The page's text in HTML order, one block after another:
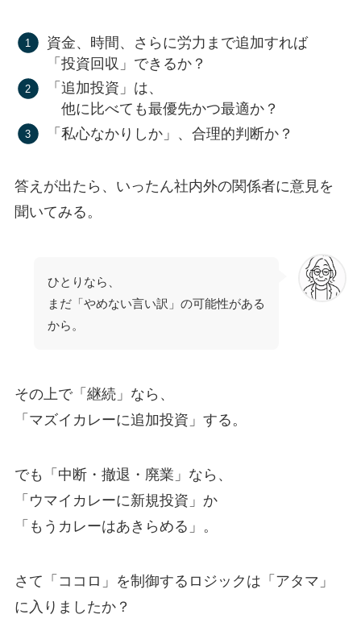
資金、時間、さらに労力まで追加すれば
「投資回収」できるか？
「追加投資」は、
他に比べても最優先かつ最適か？
「私心なかりしか」、合理的判断か？
答えが出たら、いったん社内外の関係者に意見を
聞いてみる。
ひとりなら、
まだ「やめない言い訳」の可能性がある
から。
その上で「継続」なら、
「マズイカレーに追加投資」する。
でも「中断・撤退・廃業」なら、
「ウマイカレーに新規投資」か
「もうカレーはあきらめる」。
さて「ココロ」を制御するロジックは「アタマ」
に入りましたか？